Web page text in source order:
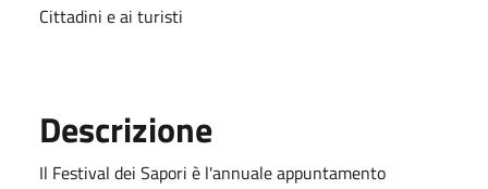
Cittadini e ai turisti
Descrizione
Il Festival dei Sapori è l'annuale appuntamento